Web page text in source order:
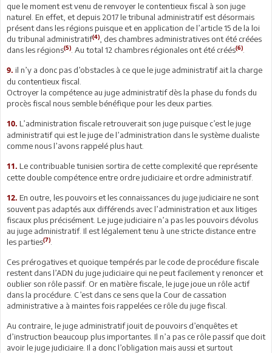
que le moment est venu de renvoyer le contentieux fiscal à son juge
naturel. En effet, et depuis 2017 le tribunal administratif est désormais
présent dans les régions puisque et en application de l’article 15 de la loi
du tribunal administratif(4)
, des chambres administratives ont été créées
dans les régions(5) . Au total 12 chambres régionales ont été créés(6)
9. il n’y a donc pas d’obstacles à ce que le juge administratif ait la charge
du contentieux fiscal.
Octroyer la compétence au juge administratif dès la phase du fonds du
procès fiscal nous semble bénéfique pour les deux parties.
10. L’administration fiscale retrouverait son juge puisque c’est le juge
administratif qui est le juge de l’administration dans le système dualiste
comme nous l’avons rappelé plus haut.
11. Le contribuable tunisien sortira de cette complexité que représente
cette double compétence entre ordre judiciaire et ordre administratif.
12. En outre, les pouvoirs et les connaissances du juge judiciaire ne sont
souvent pas adaptés aux différends avec l’administration et aux litiges
fiscaux plus précisément. Le juge judiciaire n’a pas les pouvoirs dévolus
au juge administratif. Il est légalement tenu à une stricte distance entre
les parties(7)
Ces prérogatives et quoique tempérés par le code de procédure fiscale
restent dans l’ADN du juge judiciaire qui ne peut facilement y renoncer et
oublier son rôle passif. Or en matière fiscale, le juge joue un rôle actif
dans la procédure. C’est dans ce sens que la Cour de cassation
administrative a à maintes fois rappelées ce rôle du juge fiscal.
Au contraire, le juge administratif jouit de pouvoirs d’enquêtes et
d’instruction beaucoup plus importantes. Il n’a pas ce rôle passif que doit
avoir le juge judiciaire. Il a donc l’obligation mais aussi et surtout